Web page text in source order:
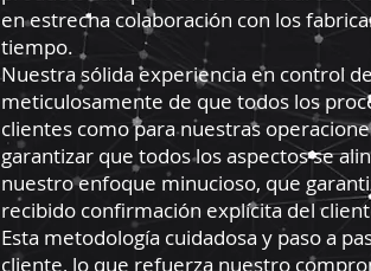
en estrecha colaboración con los
tiempo.
Nuestra sólida experiencia en control
meticulosamente de que todos los
clientes como para nuestras
garantizar que todos los aspectos se
nuestro enfoque minucioso, que
recibido confirmación explícita del
Esta metodología cuidadosa y paso a
cliente, lo que refuerza nuestro